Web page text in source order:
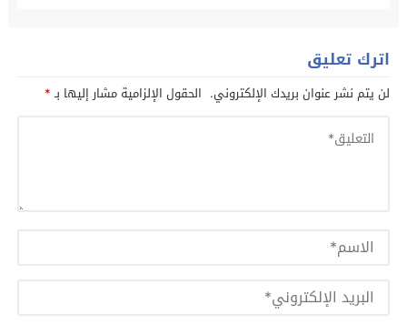
اترك تعليق
لن يتم نشر عنوان بريدك الإلكتروني. الحقول الإلزامية مشار إليها بـ*